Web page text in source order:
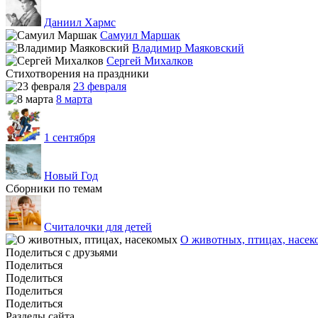
Даниил Хармс
Самуил Маршак
Владимир Маяковский
Сергей Михалков
Стихотворения на праздники
23 февраля
8 марта
1 сентября
Новый Год
Сборники по темам
Считалочки для детей
О животных, птицах,
Поделиться с друзьями
Поделиться
Поделиться
Поделиться
Поделиться